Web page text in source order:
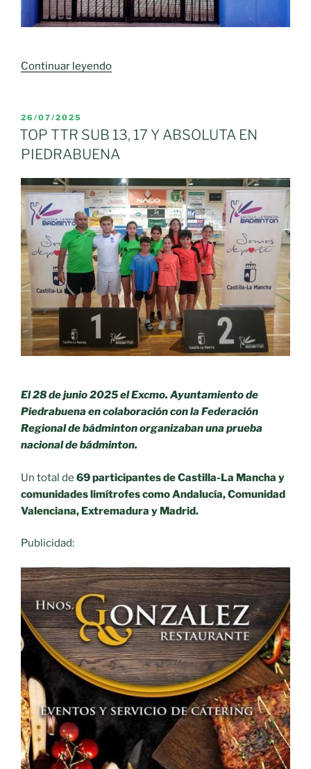
Continuar leyendo«El
La
Mancha
en
marcha
una
medida
que
arranca
este
curso
que
permitirá
familias
acceder
de
forma
al
aula
de
3
años»
PUBLICADO
EL
26/07/2025
TOP TTR SUB 13, 17 Y ABSOLUTA EN
PIEDRABUENA
El 28 de junio 2025 el Excmo. Ayuntamiento de
Piedrabuena en colaboración con la Federación
Regional de bádminton organizaban una prueba
nacional de bádminton.
Un total de 69 participantes de Castilla-La Mancha y
comunidades limítrofes como Andalucía, Comunidad
Valenciana, Extremadura y Madrid.
Publicidad: